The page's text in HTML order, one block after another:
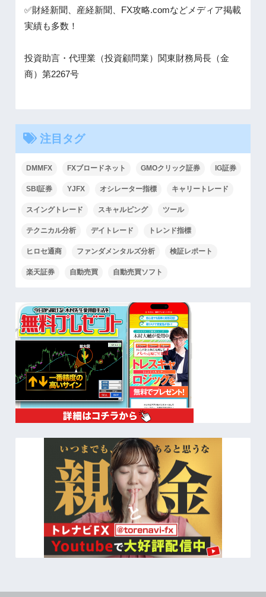
✅財経新聞、産経新聞、FX攻略.comなどメディア掲載
実績も多数！
投資助言・代理業（投資顧問業）関東財務局長（金
商）第2267号
注目タグ
DMMFX FXブロードネット GMOクリック証券 IG証券
SBI証券 YJFX オシレーター指標 キャリートレード
スイングトレード スキャルピング ツール
テクニカル分析 デイトレード トレンド指標
ヒロセ通商 ファンダメンタルズ分析 検証レポート
楽天証券 自動売買 自動売買ソフト